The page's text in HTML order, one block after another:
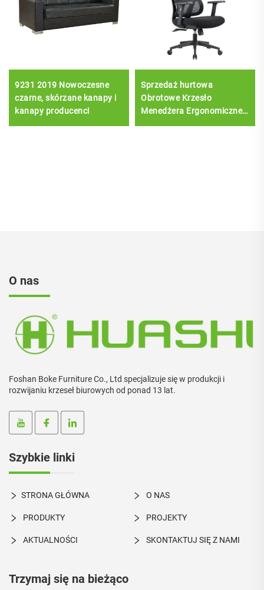
9231 2019 Nowoczesne
czarne, skórzane kanapy i
kanapy producenci
Sprzedaż hurtowa
Obrotowe Krzesło
Menedżera Ergonomiczne
Krzesło Biurowe z
O nas
Foshan Boke Furniture Co., Ltd specjalizuje się w produkcji i
rozwijaniu krzeseł biurowych od ponad 13 lat.
Szybkie linki
STRONA GŁÓWNA O NAS
PRODUKTY PROJEKTY
AKTUALNOŚCI SKONTAKTUJ SIĘ Z NAMI
Trzymaj się na bieżąco